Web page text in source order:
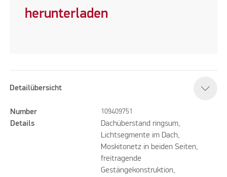
herunterladen
Detailübersicht
Number 109409751
Details
Dachüberstand ringsum,
Lichtsegmente im Dach,
Moskitonetz in beiden Seiten,
freitragende
Gestängekonstruktion,